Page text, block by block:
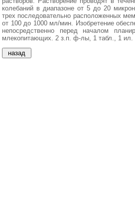
колебаний в диапазоне от 5 до 20
трех последовательно расположенных
от 100 до 1000 мл/мин. Изобретение
непосредственно перед началом
млекопитающих. 2 з.п. ф-лы, 1 табл., 1 ил.